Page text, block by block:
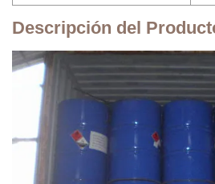
Descripción del